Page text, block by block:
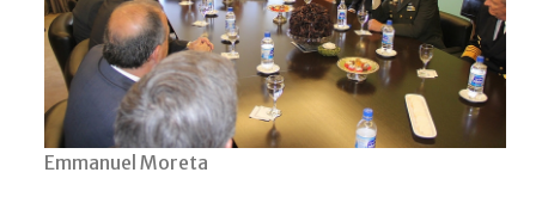
Emmanuel Moreta